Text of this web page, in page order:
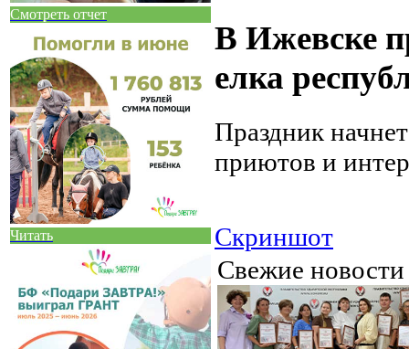
Смотреть отчет
Читать
В Ижевске
елка
Праздник
приютов и
Скриншот
Свежие